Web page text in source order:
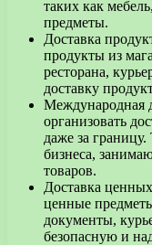
таких как
предметы.
Доставка
продукты из
ресторана,
доставку
Международная
организовать
даже за границу.
бизнеса,
товаров.
Доставка
ценные
документы,
безопасную и